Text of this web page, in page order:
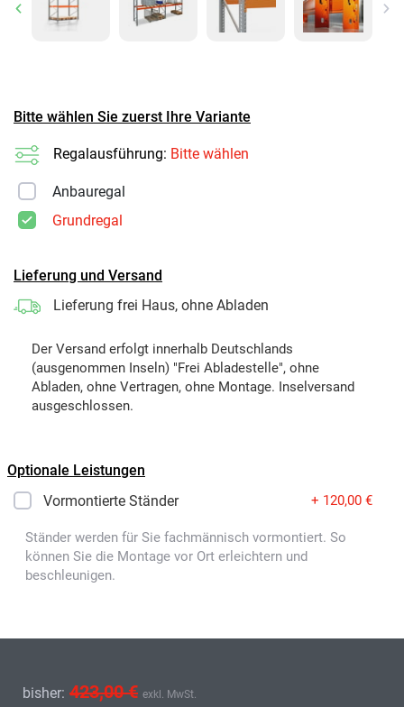
Previous
Bitte wählen Sie zuerst Ihre Variante
Regalausführung: Bitte wählen
Anbauregal
Grundregal
Lieferung und Versand
Lieferung frei Haus, ohne Abladen
Der Versand erfolgt innerhalb Deutschlands
(ausgenommen Inseln) "Frei Abladestelle", ohne
Abladen, ohne Vertragen, ohne Montage. Inselversand
ausgeschlossen.
Optionale Leistungen
Vormontierte Ständer
+ 120,00 €
Ständer werden für Sie fachmännisch vormontiert. So
können Sie die Montage vor Ort erleichtern und
beschleunigen.
bisher: 423,00 € exkl. MwSt.